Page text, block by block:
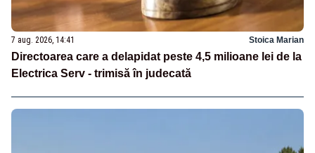
7 aug. 2026, 14:41 Stoica Marian
Directoarea care a delapidat peste 4,5 milioane lei de la
Electrica Serv - trimisă în judecată